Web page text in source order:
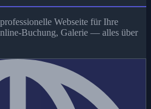
Webseite für Ihre
Buchung, Galerie — alles über